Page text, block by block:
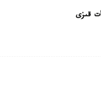
قىزى